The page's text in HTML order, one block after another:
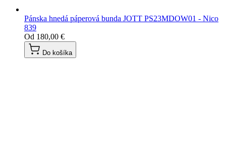
Pánska hnedá páperová bunda JOTT PS23MDOW01 - Nico
839
Od 180,00 €
Do košíka